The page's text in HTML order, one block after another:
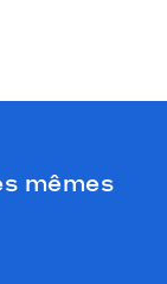
mêmes